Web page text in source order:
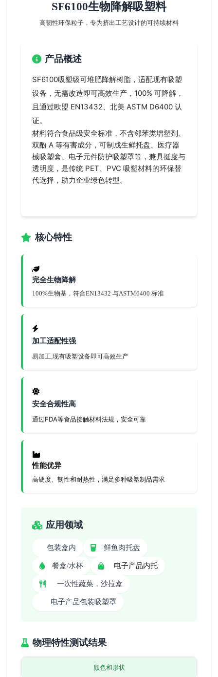
SF6100生物降解吸塑料
高韧性环保粒子，专为挤出工艺设计的可持续材料
产品概述
SF6100吸塑级可堆肥降解树脂，适配现有吸塑
设备，无需改造即可高效生产，100% 可降解，
且通过欧盟 EN13432、北美 ASTM D6400 认
证。
材料符合食品级安全标准，不含邻苯类增塑剂、
双酚 A 等有害成分，可制成生鲜托盘、医疗器
械吸塑盒、电子元件防护吸塑罩等，兼具挺度与
透明度，是传统 PET、PVC 吸塑材料的环保替
代选择，助力企业绿色转型。
核心特性
完全生物降解
100%生物基，符合EN13432 与ASTM6400 标准
加工适配性强
易加工, 现有吸塑设备即可高效生产
安全合规性高
通过FDA等食品接触材料法规，安全可靠
性能优异
高硬度、韧性和耐热性，满足多种吸塑制品需求
应用领域
包装盒内 鲜鱼肉托盘
餐盒/水杯 电子产品内托
一次性蔬菜，沙拉盒
电子产品包装吸塑罩
物理特性测试结果
颜色和形状